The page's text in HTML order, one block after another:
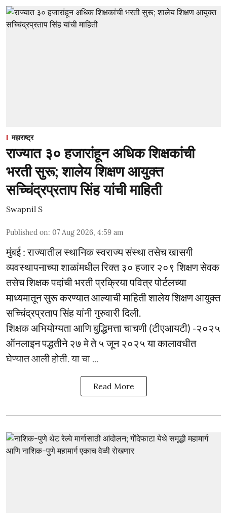
महाराष्ट्र
राज्यात ३० हजारांहून अधिक शिक्षकांची
भरती सुरू; शालेय शिक्षण आयुक्त
सच्चिंद्रप्रताप सिंह यांची माहिती
Swapnil S
Published on: 07 Aug 2026, 4:59 am
मुंबई : राज्यातील स्थानिक स्वराज्य संस्था तसेच खासगी
व्यवस्थापनाच्या शाळांमधील रिक्त ३० हजार २०९ शिक्षण सेवक
तसेच शिक्षक पदांची भरती प्रक्रिया पवित्र पोर्टलच्या
माध्यमातून सुरू करण्यात आल्याची माहिती शालेय शिक्षण आयुक्त
सच्चिंद्रप्रताप सिंह यांनी गुरुवारी दिली.
शिक्षक अभियोग्यता आणि बुद्धिमत्ता चाचणी (टीएआयटी) -२०२५
ऑनलाइन पद्धतीने २७ मे ते ५ जून २०२५ या कालावधीत
घेण्यात आली होती. या चा ...
Read More